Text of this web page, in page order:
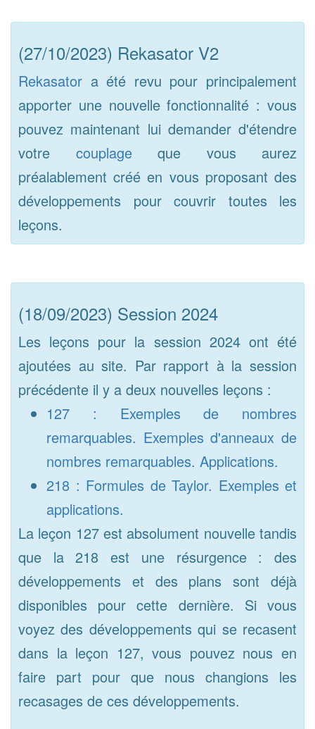
(27/10/2023) Rekasator V2
Rekasator a été revu pour principalement
apporter une nouvelle fonctionnalité : vous
pouvez maintenant lui demander d'étendre
votre couplageque vous aurez
préalablement créé en vous proposant des
développements pour couvrir toutes les
leçons.
(18/09/2023) Session 2024
Les leçons pour la session 2024 ont été
ajoutées au site. Par rapport à la session
précédente il y a deux nouvelles leçons :
127 : Exemples de nombres
remarquables. Exemples d'anneaux de
nombres remarquables. Applications.
218 : Formules de Taylor. Exemples et
applications.
La leçon 127 est absolument nouvelle tandis
que la 218 est une résurgence : des
développements et des plans sont déjà
disponibles pour cette dernière. Si vous
voyez des développements qui se recasent
dans la leçon 127, vous pouvez nous en
faire part pour que nous changions les
recasages de ces développements.